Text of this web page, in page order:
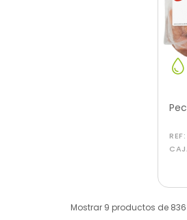
REF:
Mostrar 9 productos de